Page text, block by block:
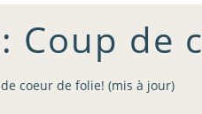
Coup
coeur de folie! (mis à jour)